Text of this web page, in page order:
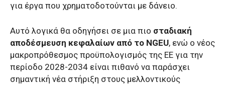
για έργα που χρηματοδοτούνται με δάνειο.
Αυτό λογικά θα οδηγήσει σε μια πιο σταδιακή
αποδέσμευση κεφαλαίων από το NGEU, ενώ ο νέος
μακροπρόθεσμος προϋπολογισμός της ΕΕ για την
περίοδο 2028-2034 είναι πιθανό να παράσχει
σημαντική νέα στήριξη στους μελλοντικούς